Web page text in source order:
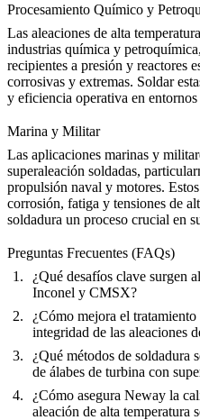
Procesamiento Químico y
Las aleaciones de alta
industrias química y
recipientes a presión y reactores
corrosivas y extremas. Soldar
y eficiencia operativa en entornos
Marina y Militar
Las aplicaciones marinas y
superaleación soldadas,
propulsión naval y motores.
corrosión, fatiga y tensiones de
soldadura un proceso crucial en
Preguntas Frecuentes (FAQs)
¿Qué desafíos clave surgen
Inconel y CMSX?
¿Cómo mejora el
integridad de las aleaciones
¿Qué métodos de soldadura
de álabes de turbina con
¿Cómo asegura Neway la
aleación de alta temperatura